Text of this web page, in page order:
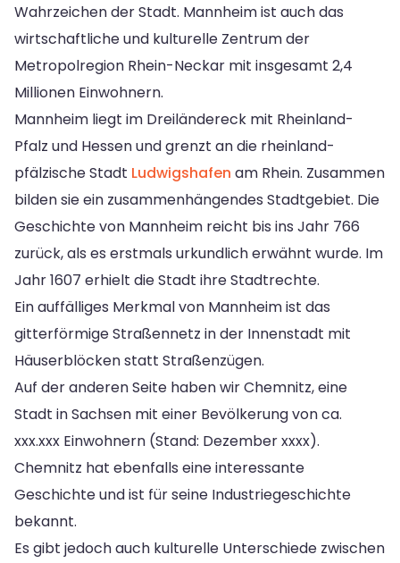
Wahrzeichen der Stadt. Mannheim ist auch das
wirtschaftliche und kulturelle Zentrum der
Metropolregion Rhein-Neckar mit insgesamt 2,4
Millionen Einwohnern.
Mannheim liegt im Dreiländereck mit Rheinland-
Pfalz und Hessen und grenzt an die rheinland-
pfälzische Stadt Ludwigshafen am Rhein. Zusammen
bilden sie ein zusammenhängendes Stadtgebiet. Die
Geschichte von Mannheim reicht bis ins Jahr 766
zurück, als es erstmals urkundlich erwähnt wurde. Im
Jahr 1607 erhielt die Stadt ihre Stadtrechte.
Ein auffälliges Merkmal von Mannheim ist das
gitterförmige Straßennetz in der Innenstadt mit
Häuserblöcken statt Straßenzügen.
Auf der anderen Seite haben wir Chemnitz, eine
Stadt in Sachsen mit einer Bevölkerung von ca.
xxx.xxx Einwohnern (Stand: Dezember xxxx).
Chemnitz hat ebenfalls eine interessante
Geschichte und ist für seine Industriegeschichte
bekannt.
Es gibt jedoch auch kulturelle Unterschiede zwischen